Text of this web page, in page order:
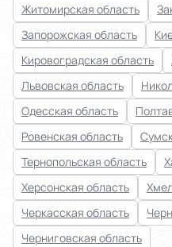
Житомирская область
Запорожская область
Кировоградская область
Львовская область
Одесская область
Ровенская область
Тернопольская область
Херсонская область
Черкасская область
Черниговская область